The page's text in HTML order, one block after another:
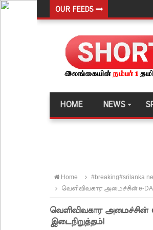
OUR FEEDS
தாயகம் திரும்புவதற்கு
லாஃப்ஸ் எரிவாயு
சாகரவின் சர்ச்சை கருத்து
வெள்ளவத்தை மற்றும்
கொழும்பில் சட்டவிரோத
HOME NEWS
Home #breaking#srilanka
வெளிவிவகார அமைச்சின் e-
வெளிவிவகார அமைச்சின்
இடைநிறுத்தம்!